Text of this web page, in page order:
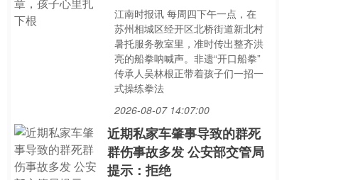
江南时报讯 每周四下午一点，在
苏州相城区经开区北桥街道新北村
暑托服务教室里，准时传出整齐洪
亮的船拳呐喊声。非遗“开口船拳”
传承人吴林根正带着孩子们一招一
式操练拳法
2026-08-07 14:07:00
近期私家车肇事导致的群死
群伤事故多发 公安部交管局
提示：拒绝